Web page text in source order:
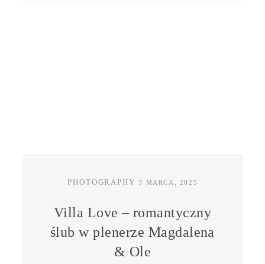
PHOTOGRAPHY 3 MARCA, 2025
Villa Love – romantyczny
ślub w plenerze Magdalena
& Ole